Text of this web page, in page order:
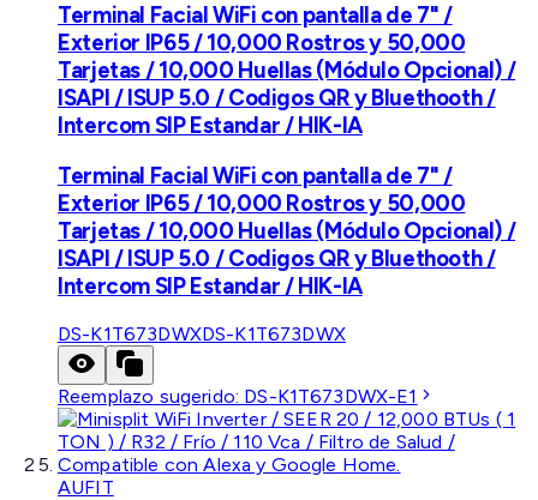
Terminal Facial WiFi con pantalla de 7" /
Exterior IP65 / 10,000 Rostros y 50,000
Tarjetas / 10,000 Huellas (Módulo Opcional) /
ISAPI / ISUP 5.0 / Codigos QR y Bluethooth /
Intercom SIP Estandar / HIK-IA
Terminal Facial WiFi con pantalla de 7" /
Exterior IP65 / 10,000 Rostros y 50,000
Tarjetas / 10,000 Huellas (Módulo Opcional) /
ISAPI / ISUP 5.0 / Codigos QR y Bluethooth /
Intercom SIP Estandar / HIK-IA
DS-K1T673DWXDS-K1T673DWX
Reemplazo sugerido: DS-K1T673DWX-E1
AUFIT